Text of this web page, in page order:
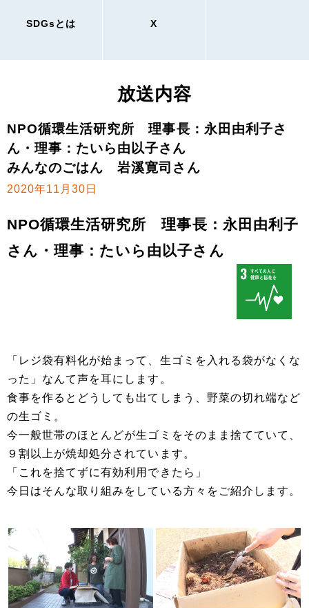
SDGsとは X
放送内容
NPO循環生活研究所 理事長：永田由利子さ
ん・理事：たいら由以子さん
みんなのごはん 岩溪寛司さん
2020年11月30日
NPO循環生活研究所 理事長：永田由利子
さん・理事：たいら由以子さん
「レジ袋有料化が始まって、生ゴミを入れる袋がなくな
った」なんて声を耳にします。
食事を作るとどうしても出てしまう、野菜の切れ端など
の生ゴミ。
今一般世帯のほとんどが生ゴミをそのまま捨てていて、
９割以上が焼却処分されています。
「これを捨てずに有効利用できたら」
今日はそんな取り組みをしている方々をご紹介します。